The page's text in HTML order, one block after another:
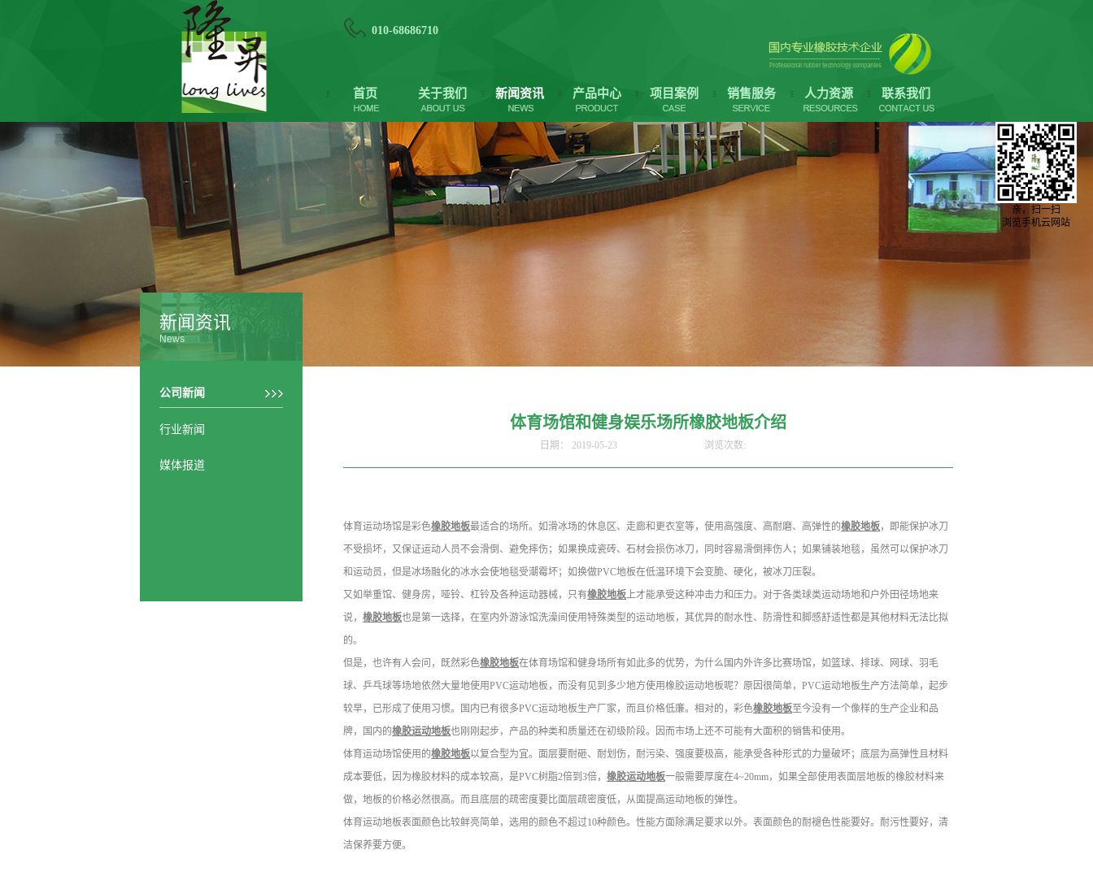
010-68686710
首页 关于我们 新闻资讯 产品中心 项目案例 销售服务 人力资源 联系我们
新闻资讯
News
公司新闻
行业新闻
媒体报道
体育场馆和健身娱乐场所橡胶地板介绍
日期： 2019-05-23 浏览次数:
体育运动场馆是彩色橡胶地板最适合的场所。如滑冰场的休息区、走廊和更衣室等，使用高强度、高耐磨、高弹性的橡胶地板，即能保护冰刀
不受损坏，又保证运动人员不会滑倒、避免摔伤；如果换成瓷砖、石材会损伤冰刀，同时容易滑倒摔伤人；如果铺装地毯，虽然可以保护冰刀
和运动员，但是冰场融化的冰水会使地毯受潮霉坏；如换做PVC地板在低温环境下会变脆、硬化，被冰刀压裂。
又如举重馆、健身房，哑铃、杠铃及各种运动器械，只有橡胶地板上才能承受这种冲击力和压力。对于各类球类运动场地和户外田径场地来
说， 橡胶地板也是第一选择，在室内外游泳馆洗澡间使用特殊类型的运动地板，其优异的耐水性、防滑性和脚感舒适性都是其他材料无法比拟
的。
但是，也许有人会问，既然彩色橡胶地板在体育场馆和健身场所有如此多的优势，为什么国内外许多比赛场馆，如篮球、排球、网球、羽毛
球、乒乓球等场地依然大量地使用PVC运动地板，而没有见到多少地方使用橡胶运动地板呢？原因很简单，PVC运动地板生产方法简单，起步
较早，已形成了使用习惯。国内已有很多PVC运动地板生产厂家，而且价格低廉。相对的，彩色橡胶地板至今没有一个像样的生产企业和品
牌，国内的橡胶运动地板也刚刚起步，产品的种类和质量还在初级阶段。因而市场上还不可能有大面积的销售和使用。
体育运动场馆使用的橡胶地板以复合型为宜。面层要耐砸、耐划伤，耐污染、强度要极高，能承受各种形式的力量破坏；底层为高弹性且材料
成本要低，因为橡胶材料的成本较高，是PVC树脂2倍到3倍， 橡胶运动地板一般需要厚度在4~20mm，如果全部使用表面层地板的橡胶材料来
做，地板的价格必然很高。而且底层的疏密度要比面层疏密度低，从面提高运动地板的弹性。
体育运动地板表面颜色比较鲜亮简单，选用的颜色不超过10种颜色。性能方面除满足要求以外。表面颜色的耐褪色性能要好。耐污性要好，清
洁保养要方便。
亲，扫一扫
浏览手机云网站